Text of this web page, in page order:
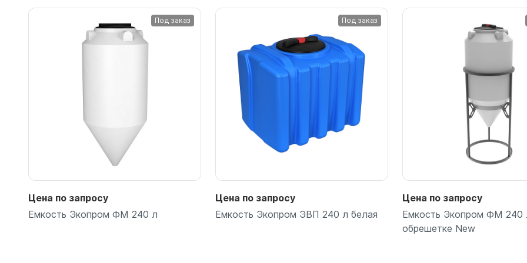
Емкости для воды 4500 литров
Емкости для воды 4000 литров
Емкости для воды 3000 литров
Емкости для воды 2500 литров
Емкости для воды 2000 литров
Емкости для воды 1500 литров
Емкости для воды 1000 литров
Емкости для воды 750 литров
Емкости для воды 600 литров
Емкости для воды 500 литров
Емкости для воды 240 литров
Емкости для воды 200 литров
ЦКТ для ферментации
Под заказ
Цена по запросу
Емкость Экопром ФМ 240 л
Под заказ
Цена по запросу
Емкость Экопром ЭВП 240 л белая
Цена по запросу
Емкость Экопром ФМ 240
обрешетке New